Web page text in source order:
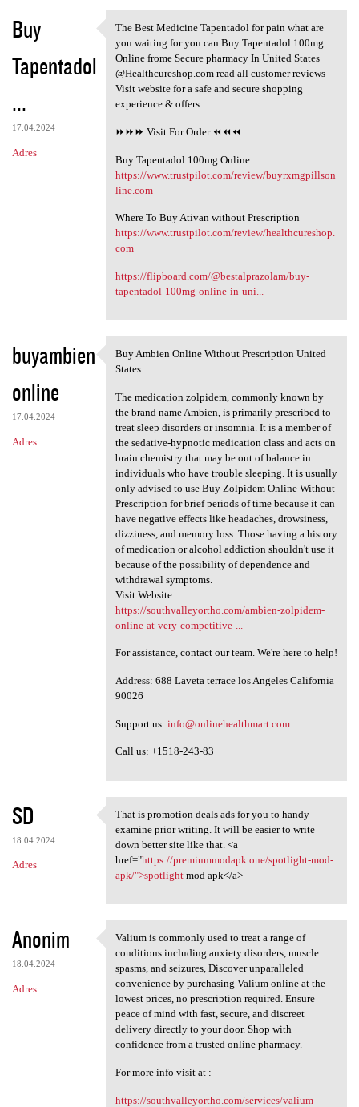
Buy
Tapentadol
...
17.04.2024
Adres
The Best Medicine Tapentadol
The Best Medicine Tapentadol for pain what are
you waiting for you can Buy Tapentadol 100mg
Online frome Secure pharmacy In United States
@Healthcureshop.com read all customer reviews
Visit website for a safe and secure shopping
experience & offers.
⏩⏩⏩ Visit For Order ⏪⏪⏪
Buy Tapentadol 100mg Online
https://www.trustpilot.com/review/buyrxmgpillson
line.com
Where To Buy Ativan without Prescription
https://www.trustpilot.com/review/healthcureshop.
com
https://flipboard.com/@bestalprazolam/buy-
tapentadol-100mg-online-in-uni...
buyambien
online
17.04.2024
Adres
Buy Ambien Online Without
Buy Ambien Online Without Prescription United
States
The medication zolpidem, commonly known by
the brand name Ambien, is primarily prescribed to
treat sleep disorders or insomnia. It is a member of
the sedative-hypnotic medication class and acts on
brain chemistry that may be out of balance in
individuals who have trouble sleeping. It is usually
only advised to use Buy Zolpidem Online Without
Prescription for brief periods of time because it can
have negative effects like headaches, drowsiness,
dizziness, and memory loss. Those having a history
of medication or alcohol addiction shouldn't use it
because of the possibility of dependence and
withdrawal symptoms.
Visit Website:
https://southvalleyortho.com/ambien-zolpidem-
online-at-very-competitive-...
For assistance, contact our team. We're here to help!
Address: 688 Laveta terrace los Angeles California
90026
Support us: info@onlinehealthmart.com
Call us: +1518-243-83
SD
18.04.2024
Adres
That is promotion deals ads
That is promotion deals ads for you to handy
examine prior writing. It will be easier to write
down better site like that. <a
href="https://premiummodapk.one/spotlight-mod-
apk/">spotlightmod apk</a>
Anonim
18.04.2024
Adres
Valium is commonly used to
Valium is commonly used to treat a range of
conditions including anxiety disorders, muscle
spasms, and seizures, Discover unparalleled
convenience by purchasing Valium online at the
lowest prices, no prescription required. Ensure
peace of mind with fast, secure, and discreet
delivery directly to your door. Shop with
confidence from a trusted online pharmacy.
For more info visit at :
https://southvalleyortho.com/services/valium-